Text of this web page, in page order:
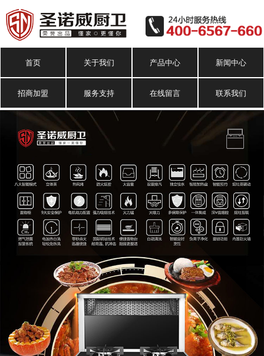
首页 关于我们 产品中心 新闻中心
招商加盟 服务支持 在线留言 联系我们